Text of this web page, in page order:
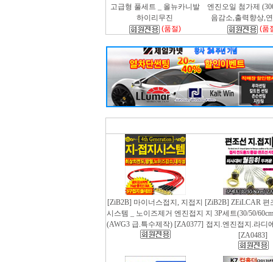
고급형 풀세트 _ 올뉴카니발
하이리무진
(품절)
엔진오일 첨가제
음감소,출력향상,
(품
[ZiB2B] 마이너스접지, 지접지
시스템 _ 노이즈제거 엔진접지
(AWG3 급.특수제작) [ZA0377]
[ZiB2B] ZEiLCAR 편
지 3P세트(30/50/
접지.엔진접지.라디
[ZA0483]